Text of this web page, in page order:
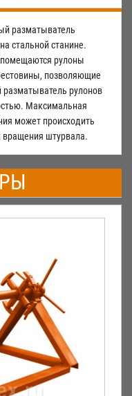
разматыватель
стальной станине.
рулоны
позволяющие
рулонов
Максимальная
может происходить
вращения штурвала.